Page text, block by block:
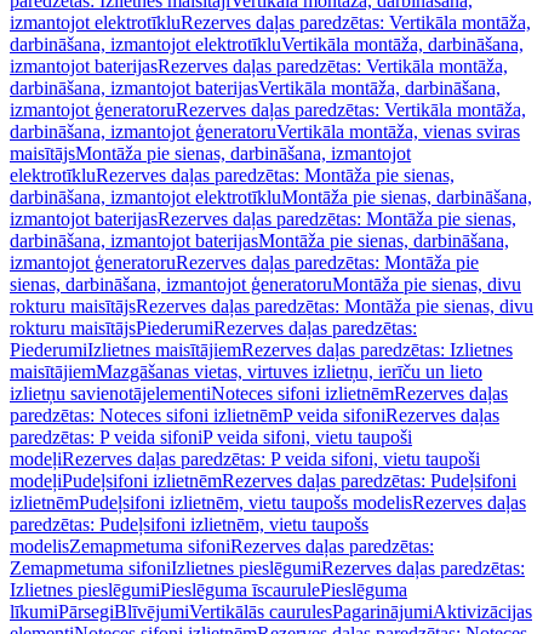
izmantojot elektrotīkluRezerves daļas paredzētas: Vertikāla montāža,
darbināšana, izmantojot elektrotīkluVertikāla montāža, darbināšana,
izmantojot baterijasRezerves daļas paredzētas: Vertikāla montāža,
darbināšana, izmantojot baterijasVertikāla montāža, darbināšana,
izmantojot ģeneratoruRezerves daļas paredzētas: Vertikāla montāža,
darbināšana, izmantojot ģeneratoruVertikāla montāža, vienas sviras
maisītājsMontāža pie sienas, darbināšana, izmantojot
elektrotīkluRezerves daļas paredzētas: Montāža pie sienas,
darbināšana, izmantojot elektrotīkluMontāža pie sienas, darbināšana,
izmantojot baterijasRezerves daļas paredzētas: Montāža pie sienas,
darbināšana, izmantojot baterijasMontāža pie sienas, darbināšana,
izmantojot ģeneratoruRezerves daļas paredzētas: Montāža pie
sienas, darbināšana, izmantojot ģeneratoruMontāža pie sienas, divu
rokturu maisītājsRezerves daļas paredzētas: Montāža pie sienas, divu
rokturu maisītājsPiederumiRezerves daļas paredzētas:
PiederumiIzlietnes maisītājiemRezerves daļas paredzētas: Izlietnes
maisītājiemMazgāšanas vietas, virtuves izlietņu, ierīču un lieto
izlietņu savienotājelementiNoteces sifoni izlietnēmRezerves daļas
paredzētas: Noteces sifoni izlietnēmP veida sifoniRezerves daļas
paredzētas: P veida sifoniP veida sifoni, vietu taupoši
modeļiRezerves daļas paredzētas: P veida sifoni, vietu taupoši
modeļiPudeļsifoni izlietnēmRezerves daļas paredzētas: Pudeļsifoni
izlietnēmPudeļsifoni izlietnēm, vietu taupošs modelisRezerves daļas
paredzētas: Pudeļsifoni izlietnēm, vietu taupošs
modelisZemapmetuma sifoniRezerves daļas paredzētas:
Zemapmetuma sifoniIzlietnes pieslēgumiRezerves daļas paredzētas:
Izlietnes pieslēgumiPieslēguma īscaurulePieslēguma
līkumiPārsegiBlīvējumiVertikālās caurulesPagarinājumiAktivizācijas